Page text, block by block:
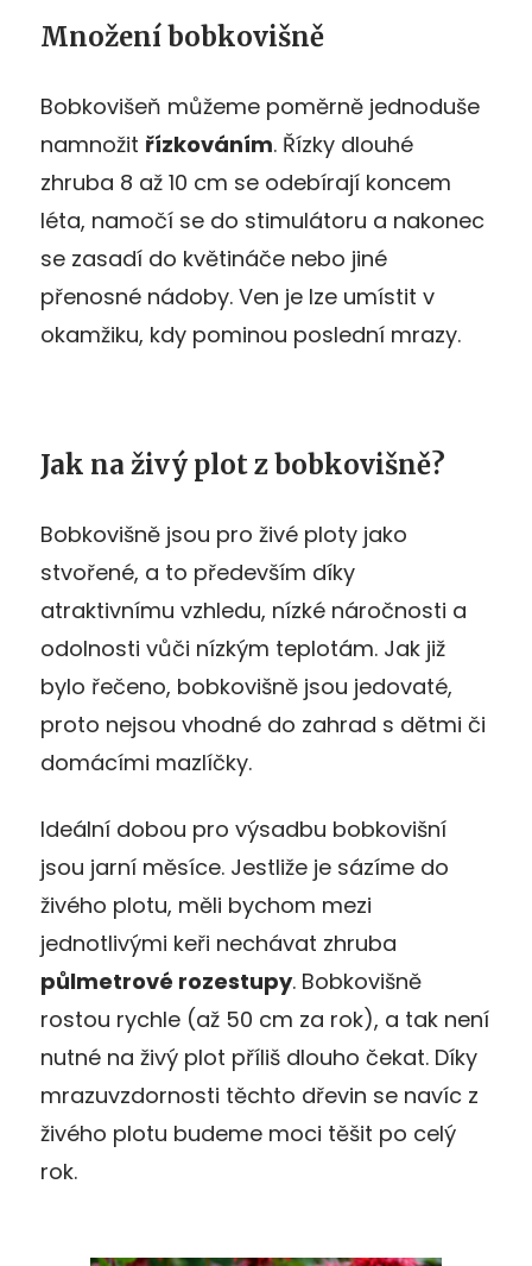
Množení bobkovišně
Bobkovišeň můžeme poměrně jednoduše
namnožit řízkováním. Řízky dlouhé
zhruba 8 až 10 cm se odebírají koncem
léta, namočí se do stimulátoru a nakonec
se zasadí do květináče nebo jiné
přenosné nádoby. Ven je lze umístit v
okamžiku, kdy pominou poslední mrazy.
Jak na živý plot z bobkovišně?
Bobkovišně jsou pro živé ploty jako
stvořené, a to především díky
atraktivnímu vzhledu, nízké náročnosti a
odolnosti vůči nízkým teplotám. Jak již
bylo řečeno, bobkovišně jsou jedovaté,
proto nejsou vhodné do zahrad s dětmi či
domácími mazlíčky.
Ideální dobou pro výsadbu bobkovišní
jsou jarní měsíce. Jestliže je sázíme do
živého plotu, měli bychom mezi
jednotlivými keři nechávat zhruba
půlmetrové rozestupy. Bobkovišně
rostou rychle (až 50 cm za rok), a tak není
nutné na živý plot příliš dlouho čekat. Díky
mrazuvzdornosti těchto dřevin se navíc z
živého plotu budeme moci těšit po celý
rok.